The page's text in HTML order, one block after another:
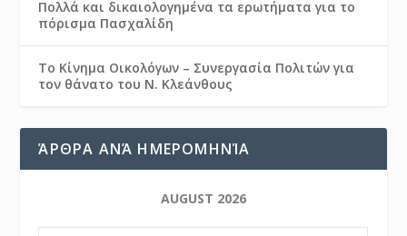
Πολλά και δικαιολογημένα τα ερωτήματα για το
πόρισμα Πασχαλίδη
Το Κίνημα Οικολόγων – Συνεργασία Πολιτών για
τον θάνατο του Ν. Κλεάνθους
ΆΡΘΡΑ ΑΝΆ ΗΜΕΡΟΜΗΝΊΑ
AUGUST 2026